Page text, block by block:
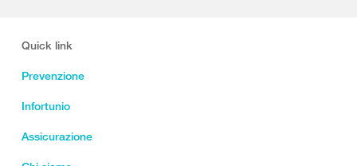
Quick link
Prevenzione
Infortunio
Assicurazione